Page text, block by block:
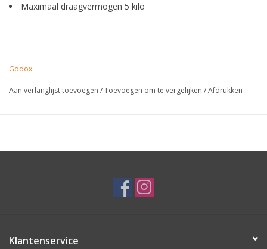
Maximaal draagvermogen 5 kilo
Godox
Aan verlanglijst toevoegen /Toevoegen om te vergelijken /Afdrukken
Klantenservice